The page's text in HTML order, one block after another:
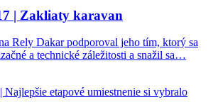
| Zakliaty karavan
Rely Dakar podporoval jeho tím, ktorý sa
a technické záležitosti a snažil sa…